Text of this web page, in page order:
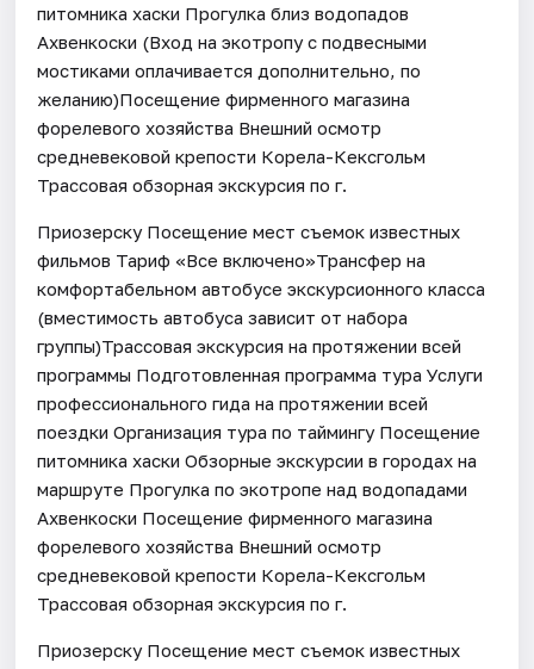
питомника хаски Прогулка близ водопадов
Ахвенкоски (Вход на экотропу с подвесными
мостиками оплачивается дополнительно, по
желанию)Посещение фирменного магазина
форелевого хозяйства Внешний осмотр
средневековой крепости Корела-Кексгольм
Трассовая обзорная экскурсия по г.
Приозерску Посещение мест съемок известных
фильмов Тариф «Все включено»Трансфер на
комфортабельном автобусе экскурсионного класса
(вместимость автобуса зависит от набора
группы)Трассовая экскурсия на протяжении всей
программы Подготовленная программа тура Услуги
профессионального гида на протяжении всей
поездки Организация тура по таймингу Посещение
питомника хаски Обзорные экскурсии в городах на
маршруте Прогулка по экотропе над водопадами
Ахвенкоски Посещение фирменного магазина
форелевого хозяйства Внешний осмотр
средневековой крепости Корела-Кексгольм
Трассовая обзорная экскурсия по г.
Приозерску Посещение мест съемок известных